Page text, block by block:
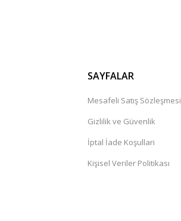
SAYFALAR
Mesafeli Satış Sözleşmesi
Gizlilik ve Güvenlik
İptal İade Koşullari
Kişisel Veriler Politikası